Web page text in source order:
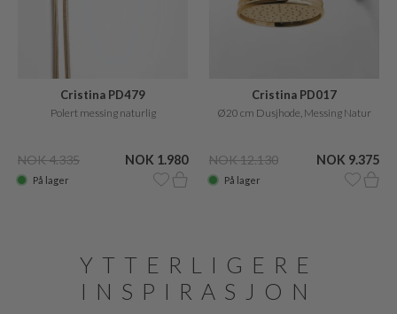
Cristina PD479
Polert messing naturlig
NOK 4.335 NOK 1.980
På lager
Cristina PD017
Ø20 cm Dusjhode, Messing Natur
NOK 12.130 NOK 9.375
På lager
YTTERLIGERE
INSPIRASJON